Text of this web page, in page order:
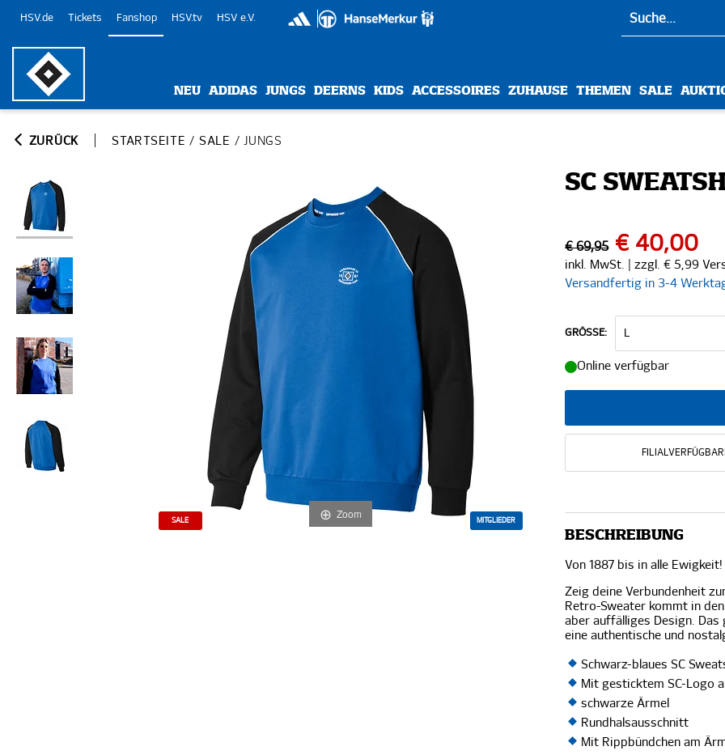
HSV.de Tickets Fanshop HSV.tv HSV e.V.
NEU ADIDAS JUNGS DEERNS KIDS ACCESSOIRES ZUHAUSE THEMEN SALE
ZURÜCK STARTSEITE / SALE / JUNGS
Zoom
SALE MITGLIEDER
SC
€ 69,95 € 40,00
inkl. MwSt. | zzgl. € 5,99
Versandfertig in 3-4
GRÖSSE:
Online verfügbar
BESCHREIBUNG
Von 1887 bis in alle Ewigkeit!
Zeig deine Verbundenheit
Retro-Sweater kommt in
aber auffälliges Design.
eine authentische und
Schwarz-blaues SC
Mit gesticktem SC-Logo
schwarze Ärmel
Rundhalsausschnitt
Mit Rippbündchen am